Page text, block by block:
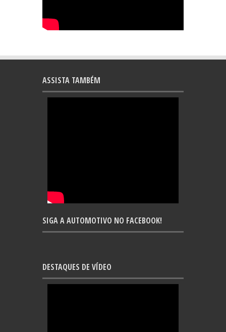
ASSISTA TAMBÉM
SIGA A AUTOMOTIVO NO FACEBOOK!
DESTAQUES DE VÍDEO